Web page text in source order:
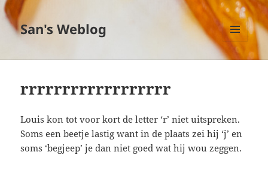
San's Weblog
MENU
EN
rrrrrrrrrrrrrrrrrr
Louis kon tot voor kort de letter ‘r’ niet uitspreken.
Soms een beetje lastig want in de plaats zei hij ‘j’ en
soms ‘begjeep’ je dan niet goed wat hij wou zeggen.